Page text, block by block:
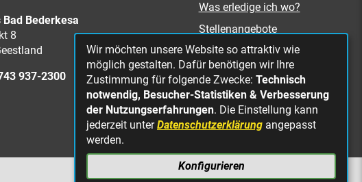
Bad Bederkesa
8
937-2300
Was erledige ich wo?
Stellenangebote
Mängelmeldung
Straßenbeleuchtung
defekt
NACH OBEN
Wir möchten unsere Website so attraktiv wie
möglich gestalten. Dafür benötigen wir Ihre
Zustimmung für folgende Zwecke: Technisch
notwendig, Besucher-Statistiken & Verbesserung
der Nutzungserfahrungen. Die Einstellung kann
jederzeit unterDatenschutzerklärung angepasst
werden.
Konfigurieren